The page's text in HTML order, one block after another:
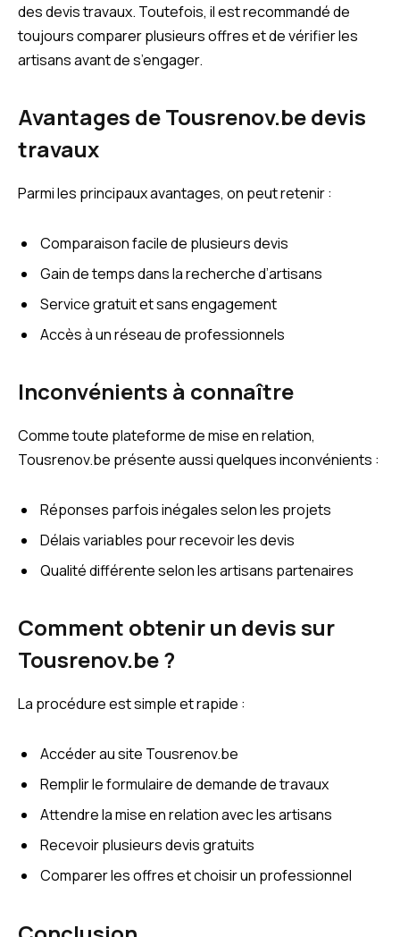
des devis travaux. Toutefois, il est recommandé de
toujours comparer plusieurs offres et de vérifier les
artisans avant de s’engager.
Avantages de Tousrenov.be devis
travaux
Parmi les principaux avantages, on peut retenir :
Comparaison facile de plusieurs devis
Gain de temps dans la recherche d’artisans
Service gratuit et sans engagement
Accès à un réseau de professionnels
Inconvénients à connaître
Comme toute plateforme de mise en relation,
Tousrenov.be présente aussi quelques inconvénients :
Réponses parfois inégales selon les projets
Délais variables pour recevoir les devis
Qualité différente selon les artisans partenaires
Comment obtenir un devis sur
Tousrenov.be ?
La procédure est simple et rapide :
Accéder au site Tousrenov.be
Remplir le formulaire de demande de travaux
Attendre la mise en relation avec les artisans
Recevoir plusieurs devis gratuits
Comparer les offres et choisir un professionnel